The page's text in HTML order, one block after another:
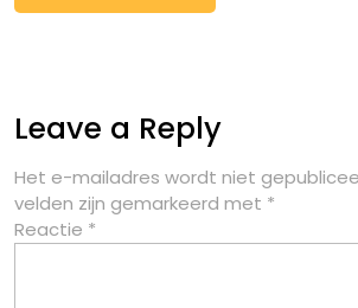
Leave a Reply
Het e-mailadres wordt niet
velden zijn gemarkeerd met *
Reactie *